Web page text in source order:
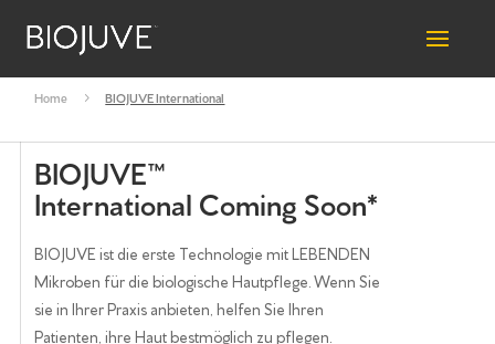
Home 5 BIOJUVE International
BIOJUVE™
International Coming Soon*
BIOJUVE ist die erste Technologie mit LEBENDEN
Mikroben für die biologische Hautpflege. Wenn Sie
sie in Ihrer Praxis anbieten, helfen Sie Ihren
Patienten, ihre Haut bestmöglich zu pflegen.